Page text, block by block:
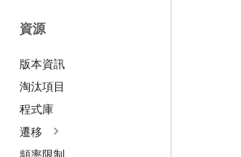
資源
版本資訊
淘汰項目
程式庫
遷移
頻率限制